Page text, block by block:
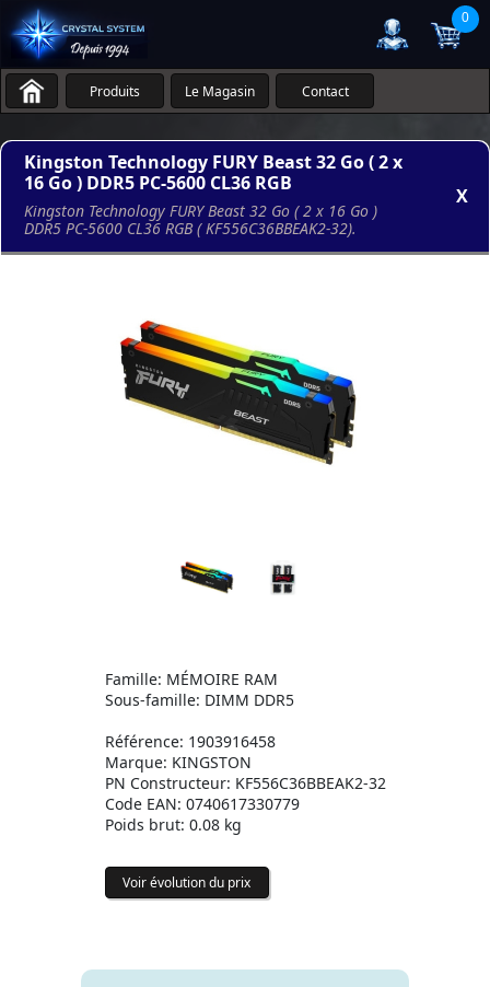
0
Produits Le Magasin Contact
Kingston Technology FURY Beast 32 Go ( 2 x
16 Go ) DDR5 PC-5600 CL36 RGB
Kingston Technology FURY Beast 32 Go ( 2 x 16 Go )
DDR5 PC-5600 CL36 RGB ( KF556C36BBEAK2-32).
X
Famille: MÉMOIRE RAM
Sous-famille: DIMM DDR5
Référence: 1903916458
Marque: KINGSTON
PN Constructeur: KF556C36BBEAK2-32
Code EAN: 0740617330779
Poids brut: 0.08 kg
Voir évolution du prix